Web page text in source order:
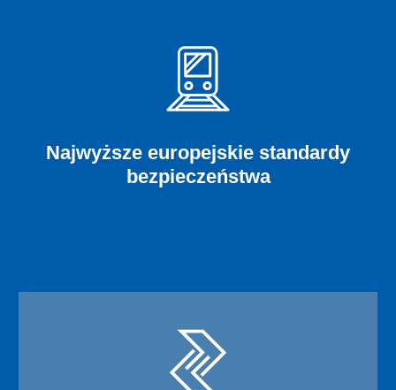
Najwyższe europejskie standardy
bezpieczeństwa